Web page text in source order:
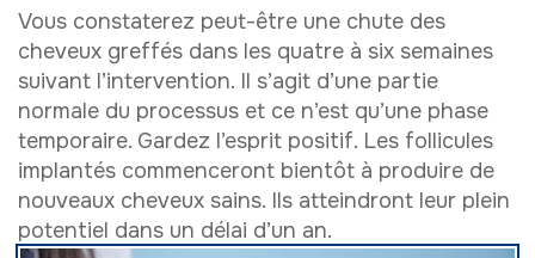
Vous constaterez peut-être une chute des
cheveux greffés dans les quatre à six semaines
suivant l’intervention. Il s’agit d’une partie
normale du processus et ce n’est qu’une phase
temporaire. Gardez l’esprit positif. Les follicules
implantés commenceront bientôt à produire de
nouveaux cheveux sains. Ils atteindront leur plein
potentiel dans un délai d’un an.